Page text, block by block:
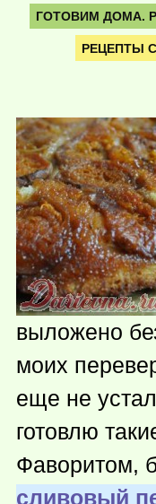
ГОТОВИМ ДОМА.
РЕЦЕПТЫ
выложено
моих
еще не
готовлю
Фаворитом,
сливовый